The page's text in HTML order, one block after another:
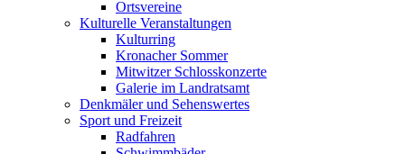
Ortsvereine
Kulturelle Veranstaltungen
Kulturring
Kronacher Sommer
Mitwitzer Schlosskonzerte
Galerie im Landratsamt
Denkmäler und Sehenswertes
Sport und Freizeit
Radfahren